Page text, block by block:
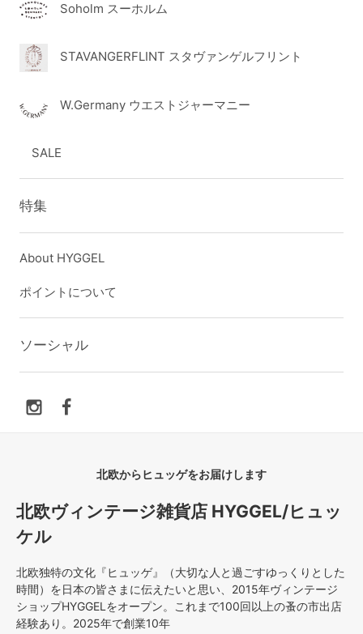
Soholm スーホルム
STAVANGERFLINT スタヴァンゲルフリント
W.Germany ウエストジャーマニー
SALE
特集
About HYGGEL
ポイントについて
ソーシャル
北欧からヒュッゲをお届けします
北欧ヴィンテージ雑貨店 HYGGEL/ヒュッ
ケル
北欧独特の文化『ヒュッゲ』（大切な人と過ごすゆっくりとした
時間）を日本の皆さまに伝えたいと思い、2015年ヴィンテージ
ショップHYGGELをオープン。これまで100回以上の蚤の市出店
経験あり。2025年で創業10年